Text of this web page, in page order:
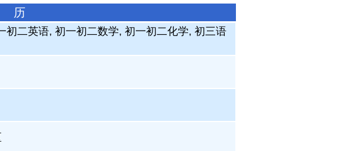
历
二英语, 初一初二数学, 初一初二化学, 初三语